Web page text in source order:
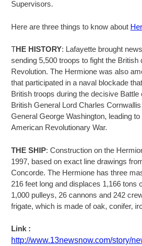
Supervisors.
Here are three things to know about
THE HISTORY: Lafayette brought
sending 5,500 troops to fight the British
Revolution. The Hermione was also
that participated in a naval blockade
British troops during the decisive Battle
British General Lord Charles
General George Washington, leading
American Revolutionary War.
THE SHIP: Construction on the
1997, based on exact line drawings
Concorde. The Hermione has three
216 feet long and displaces 1,166 tons
1,000 pulleys, 26 cannons and 242
frigate, which is made of oak, conifer,
Link :
http://www.13newsnow.com/story/